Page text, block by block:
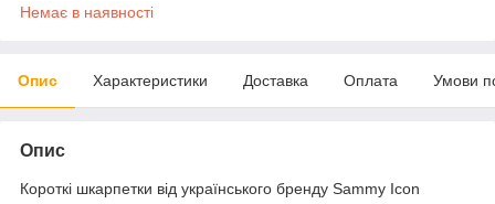
Немає в наявності
Опис Характеристики Доставка Оплата Умови
Опис
Короткі шкарпетки від українського бренду Sammy Icon